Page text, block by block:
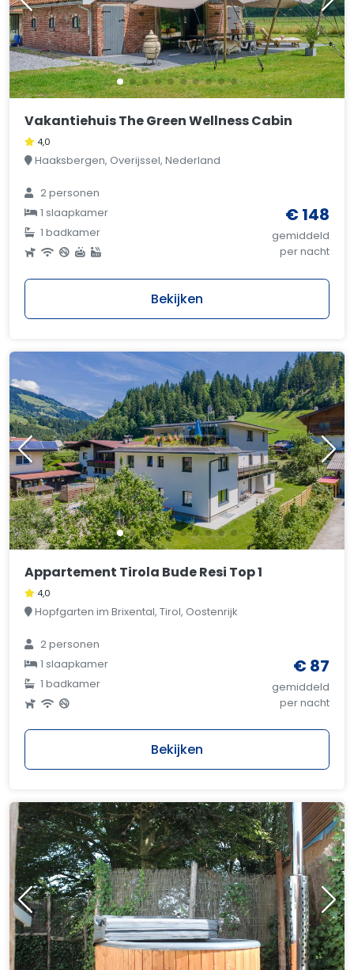
Vakantiehuis The Green Wellness Cabin
4,0
Haaksbergen, Overijssel, Nederland
2 personen
1 slaapkamer
1 badkamer
€ 148
gemiddeld
per nacht
Bekijken
Appartement Tirola Bude Resi Top 1
4,0
Hopfgarten im Brixental, Tirol, Oostenrijk
2 personen
1 slaapkamer
1 badkamer
€ 87
gemiddeld
per nacht
Bekijken